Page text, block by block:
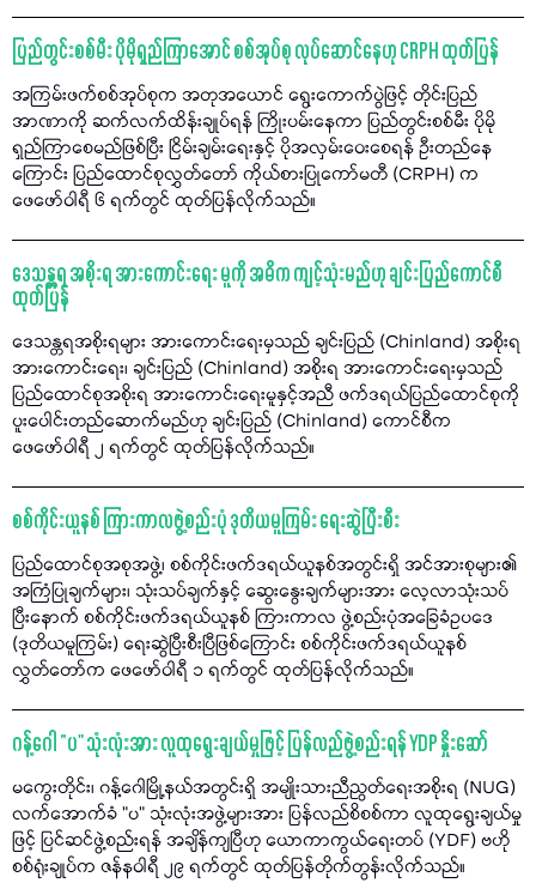
ပြည်တွင်းစစ်မီး ပိုမိုရှည်ကြာအောင် စစ်အုပ်စု လုပ်ဆောင်နေဟု CRPH ထုတ်ပြန်
အကြမ်းဖက်စစ်အုပ်စုက အတုအယောင် ရွေးကောက်ပွဲဖြင့် တိုင်းပြည်
အာဏာကို ဆက်လက်ထိန်းချုပ်ရန် ကြိုးပမ်းနေကာ ပြည်တွင်းစစ်မီး ပိုမို
ရှည်ကြာစေမည်ဖြစ်ပြီး ငြိမ်းချမ်းရေးနှင့် ပိုအလှမ်းဝေးစေရန် ဦးတည်နေ
ကြောင်း ပြည်ထောင်စုလွှတ်တော် ကိုယ်စားပြုကော်မတီ (CRPH) က
ဖေဖော်ဝါရီ ၆ ရက်တွင် ထုတ်ပြန်လိုက်သည်။
ဒေသန္တရ အစိုးရ အားကောင်းရေး မူကို အဓိက ကျင့်သုံးမည်ဟု ချင်းပြည်ကောင်စီ
ထုတ်ပြန်
ဒေသန္တရအစိုးရများ အားကောင်းရေးမှသည် ချင်းပြည် (Chinland) အစိုးရ
အားကောင်းရေး၊ ချင်းပြည် (Chinland) အစိုးရ အားကောင်းရေးမှသည်
ပြည်ထောင်စုအစိုးရ အားကောင်းရေးမူနှင့်အညီ ဖက်ဒရယ်ပြည်ထောင်စုကို
ပူးပေါင်းတည်ဆောက်မည်ဟု ချင်းပြည် (Chinland) ကောင်စီက
ဖေဖော်ဝါရီ ၂ ရက်တွင် ထုတ်ပြန်လိုက်သည်။
စစ်ကိုင်းယူနစ် ကြားကာလဖွဲ့စည်းပုံ ဒုတိယမူကြမ်း ရေးဆွဲပြီးစီး
ပြည်ထောင်စုအစုအဖွဲ့၊ စစ်ကိုင်းဖက်ဒရယ်ယူနစ်အတွင်းရှိ အင်အားစုများ၏
အကြံပြုချက်များ၊ သုံးသပ်ချက်နှင့် ဆွေးနွေးချက်များအား လေ့လာသုံးသပ်
ပြီးနောက် စစ်ကိုင်းဖက်ဒရယ်ယူနစ် ကြားကာလ ဖွဲ့စည်းပုံအခြေခံဥပဒေ
(ဒုတိယမူကြမ်း) ရေးဆွဲပြီးစီးပြီဖြစ်ကြောင်း စစ်ကိုင်းဖက်ဒရယ်ယူနစ်
လွှတ်တော်က ဖေဖော်ဝါရီ ၁ ရက်တွင် ထုတ်ပြန်လိုက်သည်။
ဂန့်ဂေါ “ပ" သုံးလုံးအား လူထုရွေးချယ်မှုဖြင့် ပြန်လည်ဖွဲ့စည်းရန် YDP နှိုးဆော်
မကွေးတိုင်း၊ ဂန့်ဂေါမြို့နယ်အတွင်းရှိ အမျိုးသားညီညွတ်ရေးအစိုးရ (NUG)
လက်အောက်ခံ "ပ" သုံးလုံးအဖွဲ့များအား ပြန်လည်စိစစ်ကာ လူထုရွေးချယ်မှု
ဖြင့် ပြင်ဆင်ဖွဲ့စည်းရန် အချိန်ကျပြီဟု ယောကာကွယ်ရေးတပ် (YDF) ဗဟို
စစ်ရုံးချုပ်က ဇန်နဝါရီ ၂၉ ရက်တွင် ထုတ်ပြန်တိုက်တွန်းလိုက်သည်။